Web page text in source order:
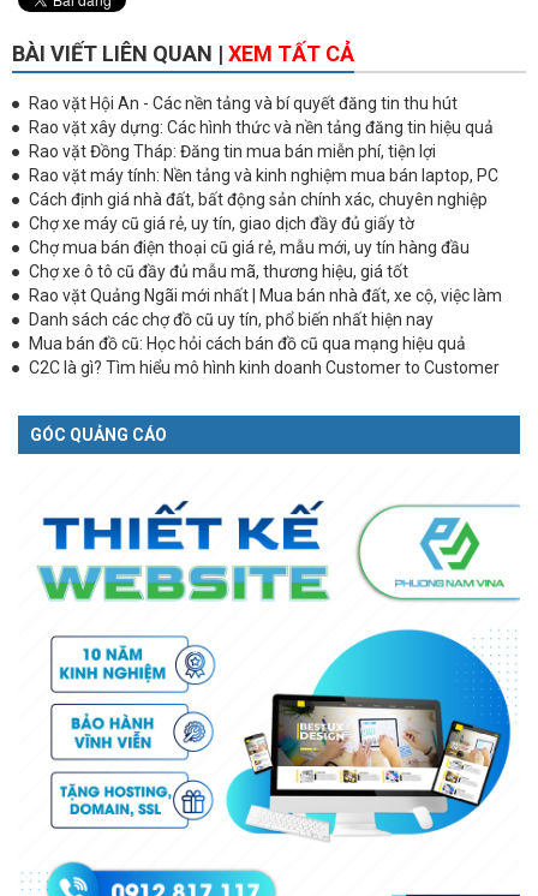
BÀI VIẾT LIÊN QUAN | XEM TẤT CẢ
Rao vặt Hội An - Các nền tảng và bí quyết đăng tin thu hút
Rao vặt xây dựng: Các hình thức và nền tảng đăng tin hiệu quả
Rao vặt Đồng Tháp: Đăng tin mua bán miễn phí, tiện lợi
Rao vặt máy tính: Nền tảng và kinh nghiệm mua bán laptop, PC
Cách định giá nhà đất, bất động sản chính xác, chuyên nghiệp
Chợ xe máy cũ giá rẻ, uy tín, giao dịch đầy đủ giấy tờ
Chợ mua bán điện thoại cũ giá rẻ, mẫu mới, uy tín hàng đầu
Chợ xe ô tô cũ đầy đủ mẫu mã, thương hiệu, giá tốt
Rao vặt Quảng Ngãi mới nhất | Mua bán nhà đất, xe cộ, việc làm
Danh sách các chợ đồ cũ uy tín, phổ biến nhất hiện nay
Mua bán đồ cũ: Học hỏi cách bán đồ cũ qua mạng hiệu quả
C2C là gì? Tìm hiểu mô hình kinh doanh Customer to Customer
GÓC QUẢNG CÁO